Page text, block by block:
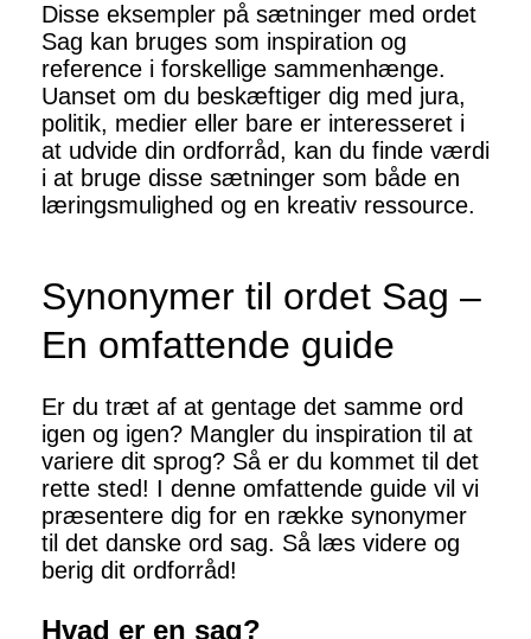
Disse eksempler på sætninger med ordet
Sag kan bruges som inspiration og
reference i forskellige sammenhænge.
Uanset om du beskæftiger dig med jura,
politik, medier eller bare er interesseret i
at udvide din ordforråd, kan du finde værdi
i at bruge disse sætninger som både en
læringsmulighed og en kreativ ressource.
Synonymer til ordet Sag –
En omfattende guide
Er du træt af at gentage det samme ord
igen og igen? Mangler du inspiration til at
variere dit sprog? Så er du kommet til det
rette sted! I denne omfattende guide vil vi
præsentere dig for en række synonymer
til det danske ord sag. Så læs videre og
berig dit ordforråd!
Hvad er en sag?